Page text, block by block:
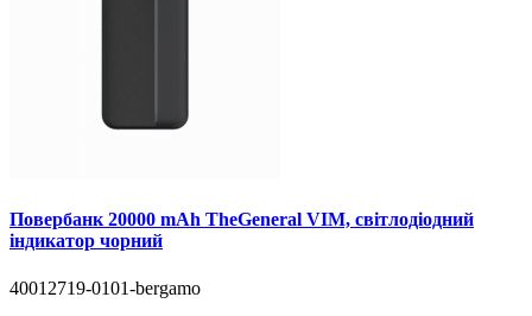
Повербанк 20000 mAh TheGeneral VIM, світлодіодний
індикатор чорний
40012719-0101-bergamo